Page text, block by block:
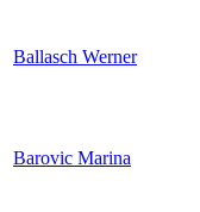
Ballasch Werner
Barovic Marina